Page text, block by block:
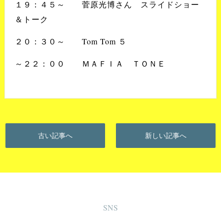
１９：４５～ 菅原光博さん スライドショー
＆トーク
２０：３０～ Tom Tom ５
～２２：００ ＭＡＦＩＡ ＴＯＮＥ
古い記事へ 新しい記事へ
SNS